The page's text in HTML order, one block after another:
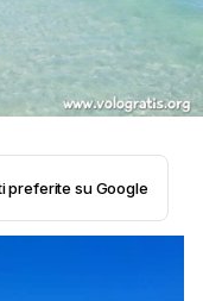
preferite su Google